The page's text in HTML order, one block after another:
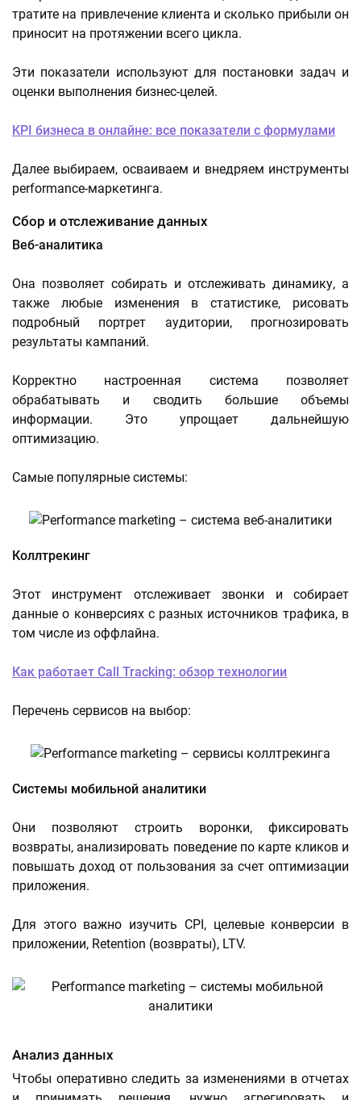
тратите на привлечение клиента и сколько прибыли он
приносит на протяжении всего цикла.
Эти показатели используют для постановки задач и
оценки выполнения бизнес-целей.
KPI бизнеса в онлайне: все показатели с формулами
Далее выбираем, осваиваем и внедряем инструменты
performance-маркетинга.
Сбор и отслеживание данных
Веб-аналитика
Она позволяет собирать и отслеживать динамику, а
также любые изменения в статистике, рисовать
подробный портрет аудитории, прогнозировать
результаты кампаний.
Корректно настроенная система позволяет
обрабатывать и сводить большие объемы
информации. Это упрощает дальнейшую
оптимизацию.
Самые популярные системы:
Коллтрекинг
Этот инструмент отслеживает звонки и собирает
данные о конверсиях с разных источников трафика, в
том числе из оффлайна.
Как работает Call Tracking: обзор технологии
Перечень сервисов на выбор:
Системы мобильной аналитики
Они позволяют строить воронки, фиксировать
возвраты, анализировать поведение по карте кликов и
повышать доход от пользования за счет оптимизации
приложения.
Для этого важно изучить CPI, целевые конверсии в
приложении, Retention (возвраты), LTV.
Анализ данных
Чтобы оперативно следить за изменениями в отчетах